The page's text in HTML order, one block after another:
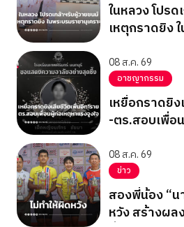
ในหลวง โปร
เหตุกราดยิง
08 ส.ค. 69
อาชญากรรม
เหยื่อกราดยิ
-ตร.สอบเพื่อ
08 ส.ค. 69
ข่าว
สองพี่น้อง “น
หวัง สร้างผล